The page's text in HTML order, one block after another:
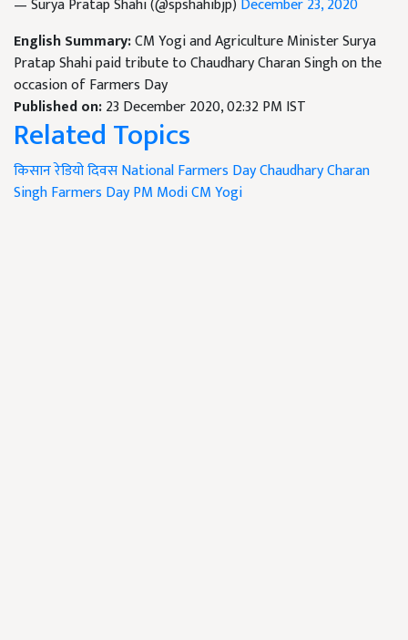
— Surya Pratap Shahi (@spshahibjp) December 23, 2020
English Summary:CM Yogi and Agriculture Minister Surya
Pratap Shahi paid tribute to Chaudhary Charan Singh on the
occasion of Farmers Day
Published on:23 December 2020, 02:32 PM IST
Related Topics
किसान रेडियो दिवसNational Farmers DayChaudhary Charan
SinghFarmers DayPM ModiCM Yogi